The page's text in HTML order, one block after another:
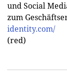
und Social
zum
identity.com/
(red)